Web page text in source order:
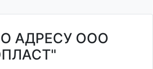
АДРЕСУ ООО